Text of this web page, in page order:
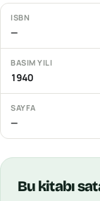
ISBN
—
BASIM YILI
1940
SAYFA
—
Bu kitabı